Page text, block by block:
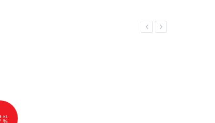
Previous
Next